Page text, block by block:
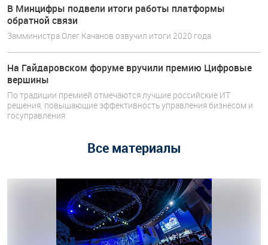
В Минцифры подвели итоги работы платформы
обратной связи
Замминистра Олег Качанов озвучил итоги 2020 года
На Гайдаровском форуме вручили премию Цифровые
вершины
По традиции премией отмечаются лучшие российские ИТ
решения, повышающие эффективность управления бизнесом и
госуправления
Все материалы